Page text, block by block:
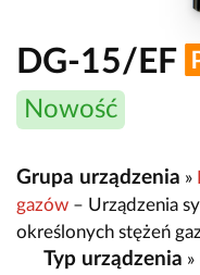
DG-15/EF
Nowość
Grupa urządzenia »
gazów – Urządzenia
określonych stężeń
Typ urządzenia »